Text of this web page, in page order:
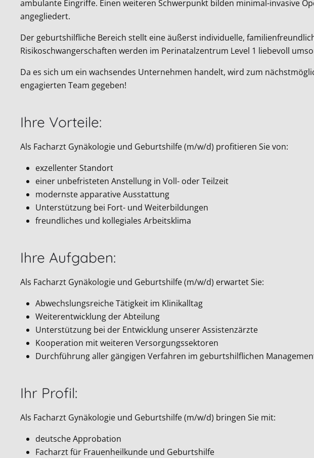
ambulante Eingriffe. Einen weiteren Schwerpunkt bilden minimal-invasive
angegliedert.
Der geburtshilfliche Bereich stellt eine äußerst individuelle,
Risikoschwangerschaften werden im Perinatalzentrum Level 1 liebevoll
Da es sich um ein wachsendes Unternehmen handelt, wird zum
engagierten Team gegeben!
Ihre Vorteile:
Als Facharzt Gynäkologie und Geburtshilfe (m/w/d) profitieren Sie von:
exzellenter Standort
einer unbefristeten Anstellung in Voll- oder Teilzeit
modernste apparative Ausstattung
Unterstützung bei Fort- und Weiterbildungen
freundliches und kollegiales Arbeitsklima
Ihre Aufgaben:
Als Facharzt Gynäkologie und Geburtshilfe (m/w/d) erwartet Sie:
Abwechslungsreiche Tätigkeit im Klinikalltag
Weiterentwicklung der Abteilung
Unterstützung bei der Entwicklung unserer Assistenzärzte
Kooperation mit weiteren Versorgungssektoren
Durchführung aller gängigen Verfahren im geburtshilflichen
Ihr Profil:
Als Facharzt Gynäkologie und Geburtshilfe (m/w/d) bringen Sie mit:
deutsche Approbation
Facharzt für Frauenheilkunde und Geburtshilfe